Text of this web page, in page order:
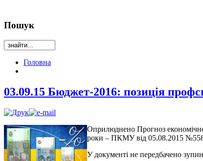
Пошук
Головна
03.09.15 Бюджет-2016: позиція
Оприлюднено Прогноз
роки – ПКМУ від 05.08.2015 №558,
У документі не передбачено